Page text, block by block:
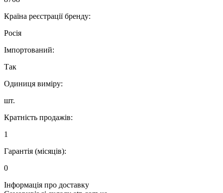
Країна реєстрації бренду:
Росія
Імпортований:
Так
Одиниця виміру:
шт.
Кратність продажів:
1
Гарантія (місяців):
0
Інформація про доставку